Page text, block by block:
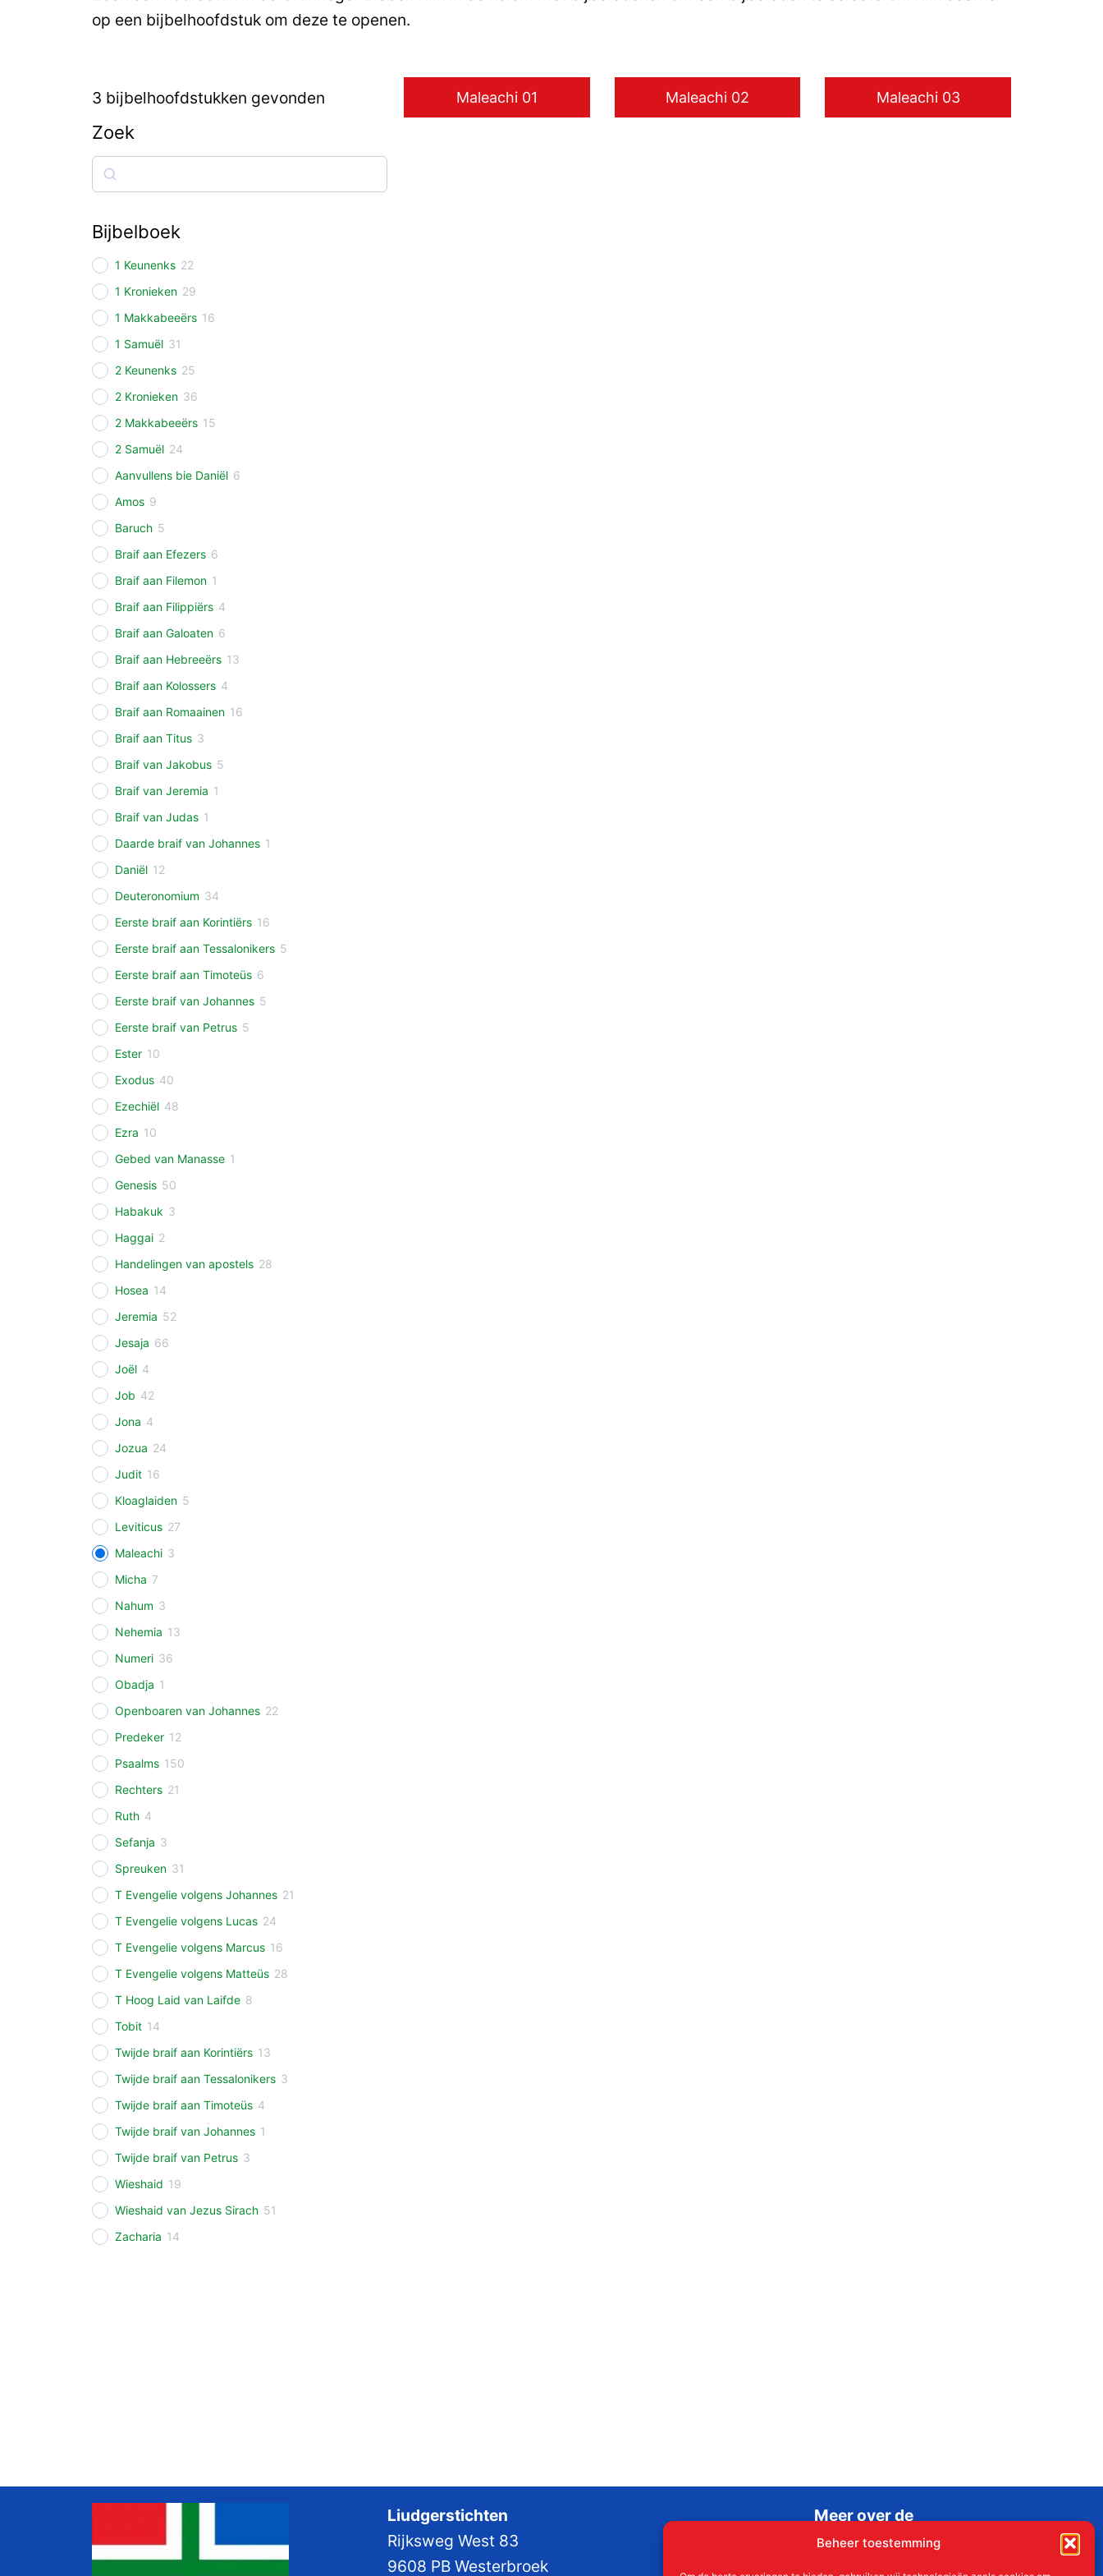
Beheer toestemming
op een bijbelhoofdstuk om deze te openen.
3 bijbelhoofdstukken gevonden
Zoek
Zoek
Bijbelboek
1 Keunenks 22
1 Kronieken 29
1 Makkabeeërs 16
1 Samuël 31
2 Keunenks 25
2 Kronieken 36
2 Makkabeeërs 15
2 Samuël 24
Aanvullens bie Daniël 6
Amos 9
Baruch 5
Braif aan Efezers 6
Braif aan Filemon 1
Braif aan Filippiërs 4
Braif aan Galoaten 6
Braif aan Hebreeërs 13
Braif aan Kolossers 4
Braif aan Romaainen 16
Braif aan Titus 3
Braif van Jakobus 5
Braif van Jeremia 1
Braif van Judas 1
Daarde braif van Johannes 1
Daniël 12
Deuteronomium 34
Eerste braif aan Korintiërs 16
Eerste braif aan Tessalonikers 5
Eerste braif aan Timoteüs 6
Eerste braif van Johannes 5
Eerste braif van Petrus 5
Ester 10
Exodus 40
Ezechiël 48
Ezra 10
Gebed van Manasse 1
Genesis 50
Habakuk 3
Haggai 2
Handelingen van apostels 28
Hosea 14
Jeremia 52
Jesaja 66
Joël 4
Job 42
Jona 4
Jozua 24
Judit 16
Kloaglaiden 5
Leviticus 27
Maleachi 3
Micha 7
Nahum 3
Nehemia 13
Numeri 36
Obadja 1
Openboaren van Johannes 22
Predeker 12
Psaalms 150
Rechters 21
Ruth 4
Sefanja 3
Spreuken 31
T Evengelie volgens Johannes 21
T Evengelie volgens Lucas 24
T Evengelie volgens Marcus 16
T Evengelie volgens Matteüs 28
T Hoog Laid van Laifde 8
Tobit 14
Twijde braif aan Korintiërs 13
Twijde braif aan Tessalonikers 3
Twijde braif aan Timoteüs 4
Twijde braif van Johannes 1
Twijde braif van Petrus 3
Wieshaid 19
Wieshaid van Jezus Sirach 51
Zacharia 14
Maleachi 01 Maleachi 02 Maleachi 03
Liudgerstichten
Rijksweg West 83
9608 PB Westerbroek
Meer over de
Liudgerstichten